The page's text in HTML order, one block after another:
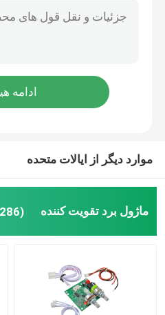
آمپرمتر دیجیتال ولت متر
ابزار تستر
هیئت توسعه
موارد دیگر از ایالات متحده
ماژول برد تقویت کننده (286)